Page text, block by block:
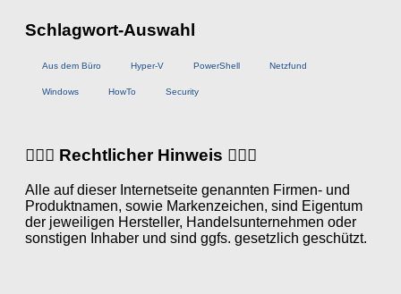
Schlagwort-Auswahl
Aus dem Büro Hyper-V PowerShell Netzfund
Windows HowTo Security
👨🏼‍⚖️ Rechtlicher Hinweis 👩🏼‍⚖️
Alle auf dieser Internetseite genannten Firmen- und
Produktnamen, sowie Markenzeichen, sind Eigentum
der jeweiligen Hersteller, Handelsunternehmen oder
sonstigen Inhaber und sind ggfs. gesetzlich geschützt.